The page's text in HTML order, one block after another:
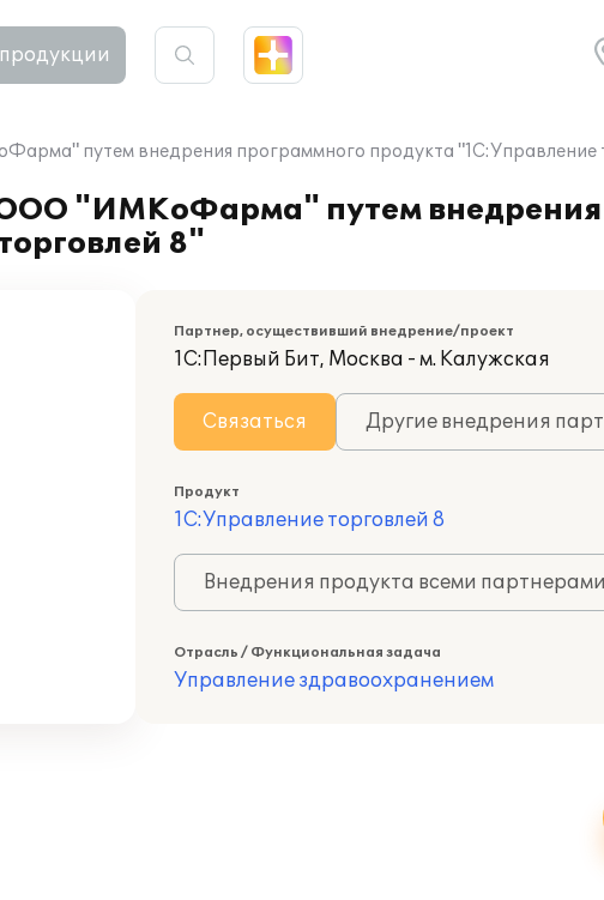
путем внедрения программного продукта "1С:Управление
ООО "ИМКоФарма" путем внедрения
8"
Партнер, осуществивший внедрение/проект
1С:Первый Бит, Москва - м. Калужская
Связаться Другие внедрения
Продукт
1С:Управление торговлей 8
Внедрения продукта всеми
Отрасль / Функциональная задача
Управление здравоохранением